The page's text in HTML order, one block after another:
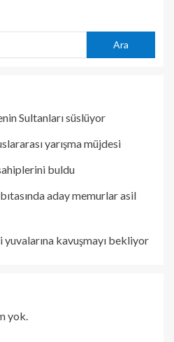
Ara
Sultanları süslüyor
yarışma müjdesi
buldu
aday memurlar asil
yuvalarına kavuşmayı bekliyor
yok.